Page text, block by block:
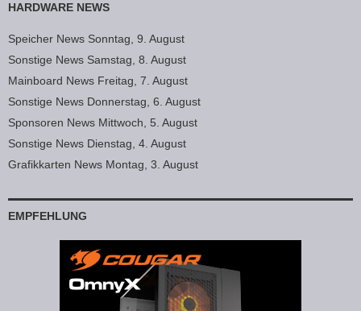
HARDWARE NEWS
Speicher News Sonntag, 9. August
Sonstige News Samstag, 8. August
Mainboard News Freitag, 7. August
Sonstige News Donnerstag, 6. August
Sponsoren News Mittwoch, 5. August
Sonstige News Dienstag, 4. August
Grafikkarten News Montag, 3. August
EMPFEHLUNG